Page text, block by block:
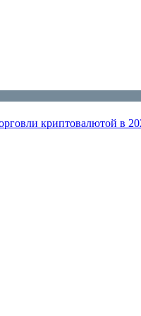
криптовалютой в